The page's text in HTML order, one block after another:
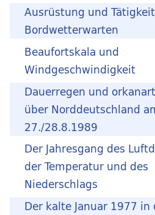
Ausrüstung und
Bordwetterwarten
Beaufortskala und
Windgeschwindigkeit
Dauerregen und
über Norddeutschland
27./28.8.1989
Der Jahresgang des
der Temperatur und des
Niederschlags
Der kalte Januar 1977 in